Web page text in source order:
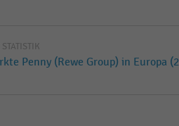
| STATISTIK
Penny (Rewe Group) in Europa